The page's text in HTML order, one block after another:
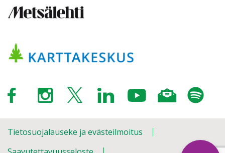
Tietosuojalauseke ja evästeilmoitus